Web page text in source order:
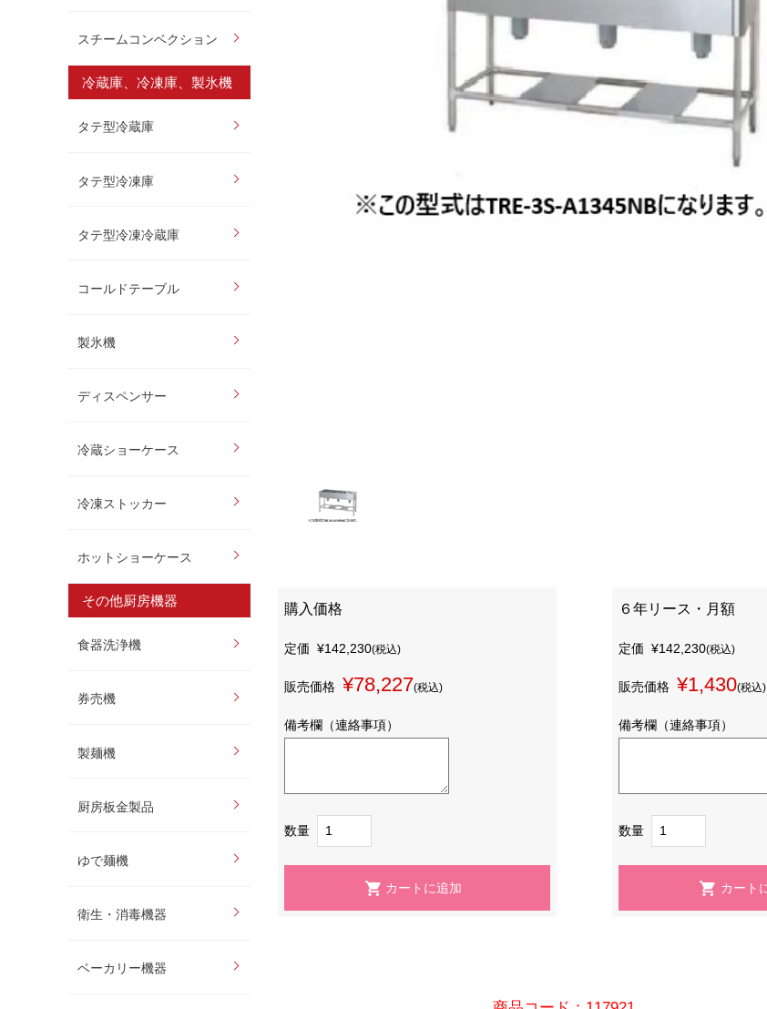
スチームコンベクション
冷蔵庫、冷凍庫、製氷機
タテ型冷蔵庫
タテ型冷凍庫
タテ型冷凍冷蔵庫
コールドテーブル
製氷機
ディスペンサー
冷蔵ショーケース
冷凍ストッカー
ホットショーケース
その他厨房機器
食器洗浄機
券売機
製麺機
厨房板金製品
ゆで麺機
衛生・消毒機器
ベーカリー機器
購入価格
定価 ¥142,230(税込)
販売価格 ¥78,227(税込)
備考欄（連絡事項）
数量
６年リース・月額
定価 ¥142,230(税込)
販売価格 ¥1,430(税込)
備考欄（連絡事項）
数量